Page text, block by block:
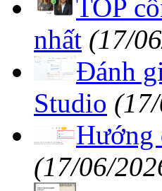
TOP
nhất (17/
Đánh
Studio
Hướng
(17/06/